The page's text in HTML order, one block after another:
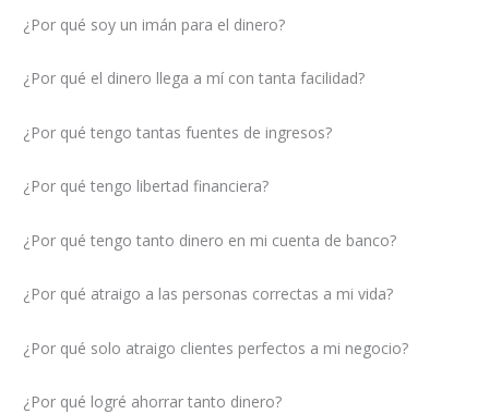
¿Por qué soy un imán para el dinero?
¿Por qué el dinero llega a mí con tanta facilidad?
¿Por qué tengo tantas fuentes de ingresos?
¿Por qué tengo libertad financiera?
¿Por qué tengo tanto dinero en mi cuenta de banco?
¿Por qué atraigo a las personas correctas a mi vida?
¿Por qué solo atraigo clientes perfectos a mi negocio?
¿Por qué logré ahorrar tanto dinero?